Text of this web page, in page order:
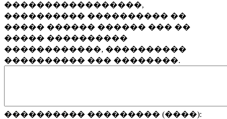
�����������������,
���������� ���������� ��
����� ������ ������ ��� ��
����� ����������
������������, ����������
���������� ��� ��������.
���������� ��������� (����):